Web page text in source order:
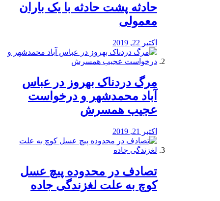
️حادثه پشت حادثه با یک باران
معمولی
اکتبر 22, 2019
مرگ دردناک بهروز در عباس
آباد محمدشهر و درخواست
عجیب همسرش
اکتبر 21, 2019
تصادف در محدوده پیچ عسل
کوچ به علت لغزندگی جاده